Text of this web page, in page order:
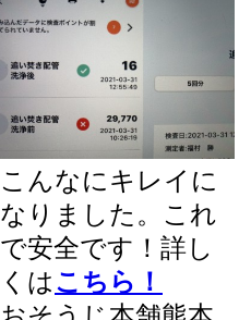
こんなにキレイに
なりました。これ
で安全です！詳し
くはこちら！